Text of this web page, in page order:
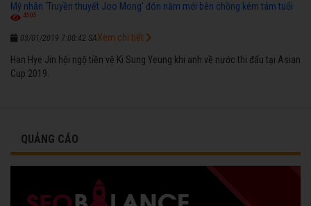
Mỹ nhân 'Truyền thuyết Joo Mong' đón năm mới bên chồng kém tám tuổi
4505
03/01/2019 7:00:42 SA
Han Hye Jin hội ngộ tiền vệ Ki Sung Yeung khi anh về nước thi đấu tại Asian
Cup 2019.
Xem chi tiết
QUẢNG CÁO